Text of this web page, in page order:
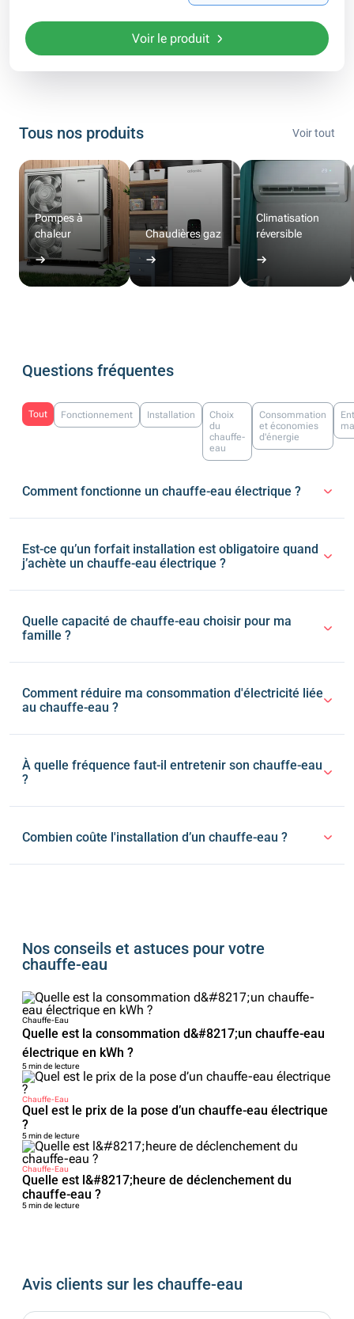
Voir le produit
Tous nos produits Voir tout
Pompes à
chaleur
Chaudières gaz
Climatisation
réversible
Questions fréquentes
Tout Fonctionnement Installation
Choix
du
chauffe-
eau
Consommation
et économies
d'énergie
Comment fonctionne un chauffe-eau électrique ?
Est-ce qu’un forfait installation est obligatoire quand
j’achète un chauffe-eau électrique ?
Quelle capacité de chauffe-eau choisir pour ma
famille ?
Comment réduire ma consommation d'électricité liée
au chauffe-eau ?
À quelle fréquence faut-il entretenir son chauffe-eau
?
Combien coûte l'installation d’un chauffe-eau ?
Nos conseils et astuces pour votre
chauffe-eau
Chauffe-Eau
Quelle est la consommation d&#8217;un chauffe-eau
électrique en kWh ?
5 min de lecture
Chauffe-Eau
Quel est le prix de la pose d’un chauffe-eau électrique
?
5 min de lecture
Chauffe-Eau
Quelle est l&#8217;heure de déclenchement du
chauffe-eau ?
5 min de lecture
Avis clients sur les chauffe-eau